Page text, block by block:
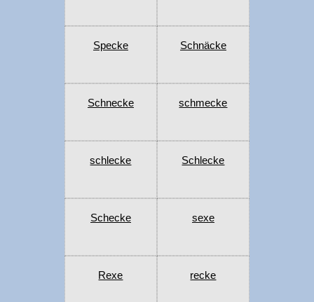
Specke Schnäcke
Schnecke schmecke
schlecke Schlecke
Schecke sexe
Rexe recke